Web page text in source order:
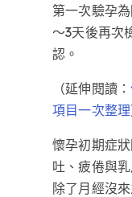
第一次驗孕
～3天後再次
認。
（延伸閱讀：
項目一次整理
懷孕初期症
吐、疲倦與
除了月經沒